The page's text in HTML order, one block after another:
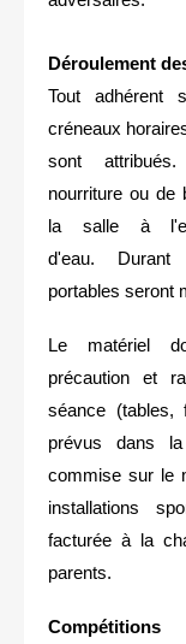
Déroulement
Tout adhérent
créneaux
sont
nourriture ou de
la salle à
d'eau.
portables seront
Le matériel
précaution et
séance (tables,
prévus dans la
commise sur le
installations
facturée à la
parents.
Compétitions